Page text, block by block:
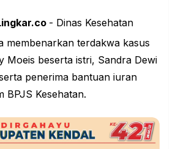
- Dinas Kesehatan
membenarkan terdakwa kasus
Moeis beserta istri, Sandra Dewi
penerima bantuan iuran
BPJS Kesehatan.